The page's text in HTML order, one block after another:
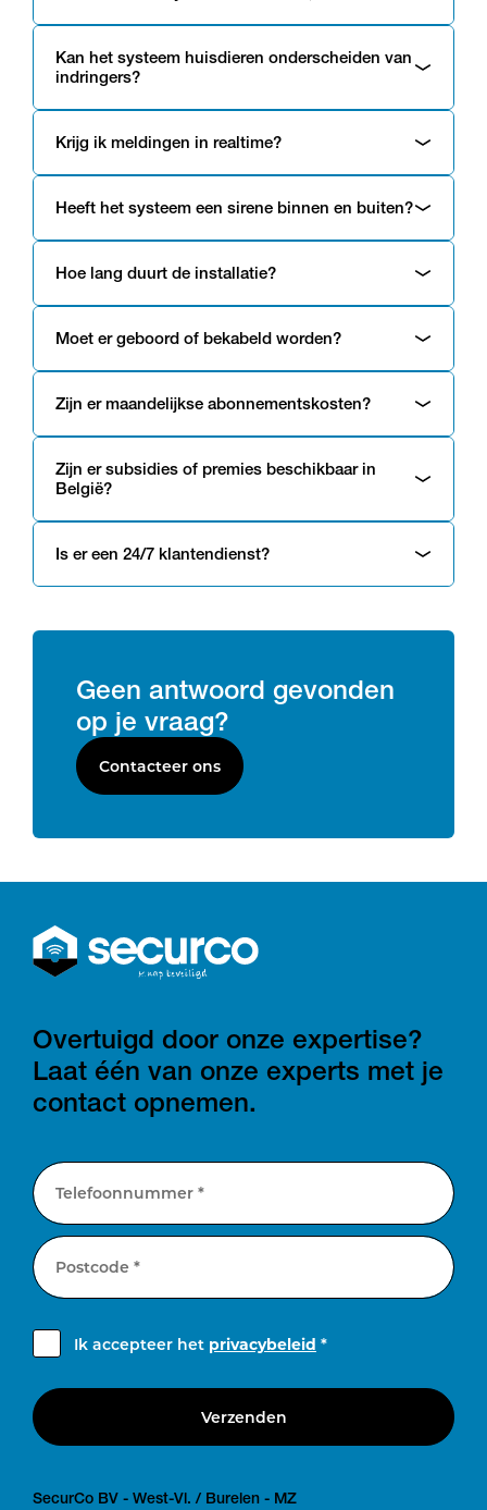
Kan het systeem huisdieren onderscheiden van
indringers?
Krijg ik meldingen in realtime?
Heeft het systeem een sirene binnen en buiten?
Hoe lang duurt de installatie?
Moet er geboord of bekabeld worden?
Zijn er maandelijkse abonnementskosten?
Zijn er subsidies of premies beschikbaar in
België?
Is er een 24/7 klantendienst?
Geen antwoord gevonden
op je vraag?
Contacteer ons
Overtuigd door onze expertise?
Laat één van onze experts met je
contact opnemen.
Telefoonnummer *
Postcode *
Ik accepteer het privacybeleid *
Verzenden
SecurCo BV - West-Vl. / Burelen - MZ